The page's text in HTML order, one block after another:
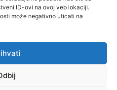
ID-ovi na ovoj veb lokaciji.
može negativno uticati na